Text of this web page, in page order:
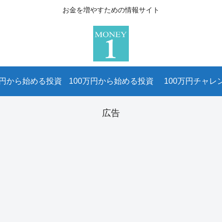
お金を増やすための情報サイト
から始める投資 100万円から始める投資 100万円チャレ
広告